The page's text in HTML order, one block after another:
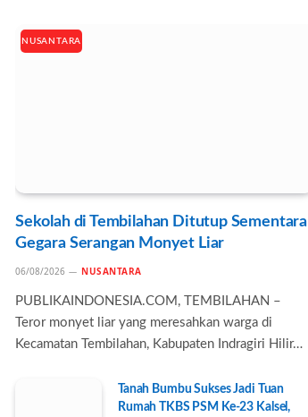
NUSANTARA
Sekolah di Tembilahan Ditutup Sementara
Gegara Serangan Monyet Liar
06/08/2026 NUSANTARA
PUBLIKAINDONESIA.COM, TEMBILAHAN –
Teror monyet liar yang meresahkan warga di
Kecamatan Tembilahan, Kabupaten Indragiri Hilir…
Tanah Bumbu Sukses Jadi Tuan
Rumah TKBS PSM Ke-23 Kalsel,